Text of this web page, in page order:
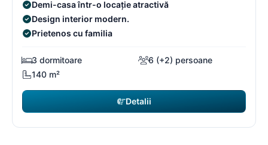
Demi-casa într-o locație atractivă
Design interior modern.
Prietenos cu familia
3 dormitoare
6 (+2) persoane
140 m²
Detalii